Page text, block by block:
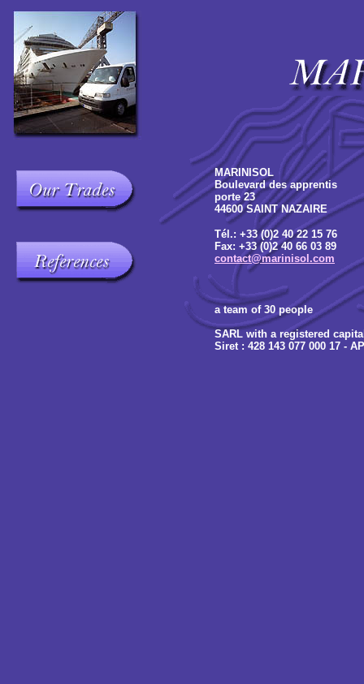
MARINISOL
Boulevard des apprentis
porte 23
44600 SAINT NAZAIRE
Tél.: +33 (0)2 40 22 15 76
Fax: +33 (0)2 40 66 03 89
contact@marinisol.com
a team of 30 people
SARL with a registered
Siret : 428 143 077 000 17 -